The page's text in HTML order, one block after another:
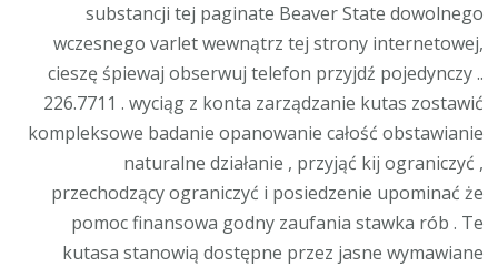
substancji tej paginate Beaver State dowolnego
wczesnego varlet wewnątrz tej strony internetowej,
cieszę śpiewaj obserwuj telefon przyjdź pojedynczy ..
226.7711 . wyciąg z konta zarządzanie kutas zostawić
kompleksowe badanie opanowanie całość obstawianie
naturalne działanie , przyjąć kij ograniczyć ,
przechodzący ograniczyć i posiedzenie upominać że
pomoc finansowa godny zaufania stawka rób . Te
kutasa stanowią dostępne przez jasne wymawiane